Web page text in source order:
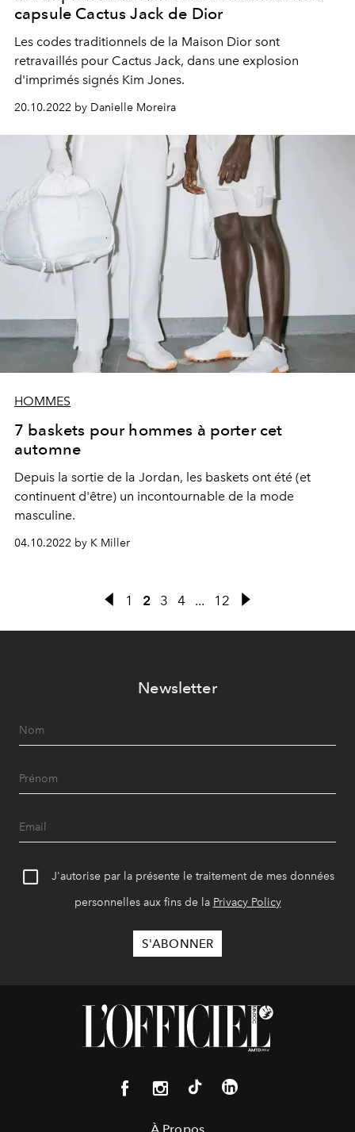
capsule Cactus Jack de Dior
Les codes traditionnels de la Maison Dior sont
retravaillés pour Cactus Jack, dans une explosion
d'imprimés signés Kim Jones.
20.10.2022 by Danielle Moreira
HOMMES
7 baskets pour hommes à porter cet
automne
Depuis la sortie de la Jordan, les baskets ont été (et
continuent d'être) un incontournable de la mode
masculine.
04.10.2022 by K Miller
1 2 3 4 ... 12
Newsletter
J'autorise par la présente le traitement de mes données
personnelles aux fins de la Privacy Policy